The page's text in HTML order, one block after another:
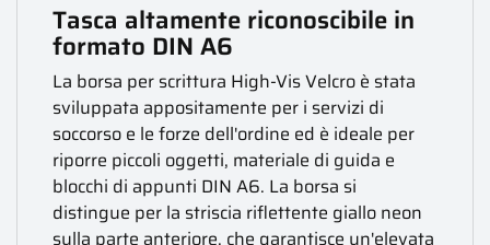
Tasca altamente riconoscibile in
formato DIN A6
La borsa per scrittura High-Vis Velcro è stata
sviluppata appositamente per i servizi di
soccorso e le forze dell'ordine ed è ideale per
riporre piccoli oggetti, materiale di guida e
blocchi di appunti DIN A6. La borsa si
distingue per la striscia riflettente giallo neon
sulla parte anteriore, che garantisce un'elevata